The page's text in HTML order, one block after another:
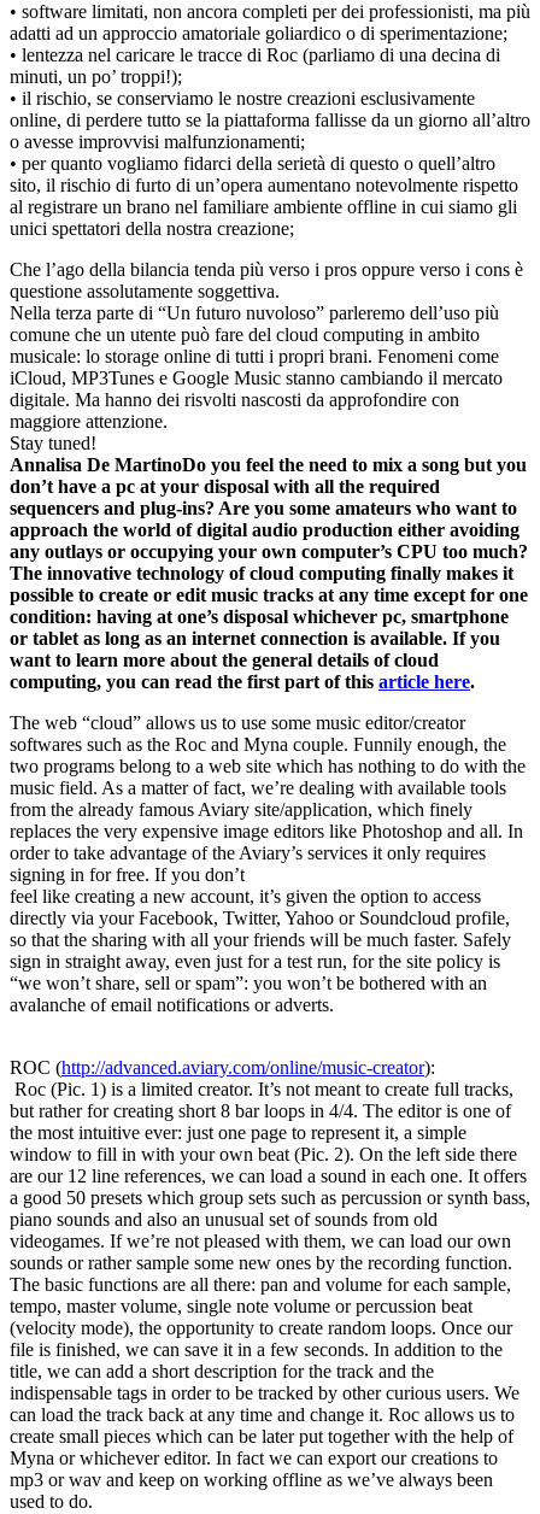
• software limitati, non ancora completi per dei professionisti, ma più
adatti ad un approccio amatoriale goliardico o di sperimentazione;
• lentezza nel caricare le tracce di Roc (parliamo di una decina di
minuti, un po’ troppi!);
• il rischio, se conserviamo le nostre creazioni esclusivamente
online, di perdere tutto se la piattaforma fallisse da un giorno all’altro
o avesse improvvisi malfunzionamenti;
• per quanto vogliamo fidarci della serietà di questo o quell’altro
sito, il rischio di furto di un’opera aumentano notevolmente rispetto
al registrare un brano nel familiare ambiente offline in cui siamo gli
unici spettatori della nostra creazione;
Che l’ago della bilancia tenda più verso i pros oppure verso i cons è
questione assolutamente soggettiva.
Nella terza parte di “Un futuro nuvoloso” parleremo dell’uso più
comune che un utente può fare del cloud computing in ambito
musicale: lo storage online di tutti i propri brani. Fenomeni come
iCloud, MP3Tunes e Google Music stanno cambiando il mercato
digitale. Ma hanno dei risvolti nascosti da approfondire con
maggiore attenzione.
Stay tuned!
Annalisa De MartinoDo you feel the need to mix a song but you
don’t have a pc at your disposal with all the required
sequencers and plug-ins? Are you some amateurs who want to
approach the world of digital audio production either avoiding
any outlays or occupying your own computer’s CPU too much?
The innovative technology of cloud computing finally makes it
possible to create or edit music tracks at any time except for one
condition: having at one’s disposal whichever pc, smartphone
or tablet as long as an internet connection is available. If you
want to learn more about the general details of cloud
computing, you can read the first part of this article here.
The web “cloud” allows us to use some music editor/creator
softwares such as the Roc and Myna couple. Funnily enough, the
two programs belong to a web site which has nothing to do with the
music field. As a matter of fact, we’re dealing with available tools
from the already famous Aviary site/application, which finely
replaces the very expensive image editors like Photoshop and all. In
order to take advantage of the Aviary’s services it only requires
signing in for free. If you don’t
feel like creating a new account, it’s given the option to access
directly via your Facebook, Twitter, Yahoo or Soundcloud profile,
so that the sharing with all your friends will be much faster. Safely
sign in straight away, even just for a test run, for the site policy is
“we won’t share, sell or spam”: you won’t be bothered with an
avalanche of email notifications or adverts.
ROC (http://advanced.aviary.com/online/music-creator):
Roc (Pic. 1) is a limited creator. It’s not meant to create full tracks,
but rather for creating short 8 bar loops in 4/4. The editor is one of
the most intuitive ever: just one page to represent it, a simple
window to fill in with your own beat (Pic. 2). On the left side there
are our 12 line references, we can load a sound in each one. It offers
a good 50 presets which group sets such as percussion or synth bass,
piano sounds and also an unusual set of sounds from old
videogames. If we’re not pleased with them, we can load our own
sounds or rather sample some new ones by the recording function.
The basic functions are all there: pan and volume for each sample,
tempo, master volume, single note volume or percussion beat
(velocity mode), the opportunity to create random loops. Once our
file is finished, we can save it in a few seconds. In addition to the
title, we can add a short description for the track and the
indispensable tags in order to be tracked by other curious users. We
can load the track back at any time and change it. Roc allows us to
create small pieces which can be later put together with the help of
Myna or whichever editor. In fact we can export our creations to
mp3 or wav and keep on working offline as we’ve always been
used to do.